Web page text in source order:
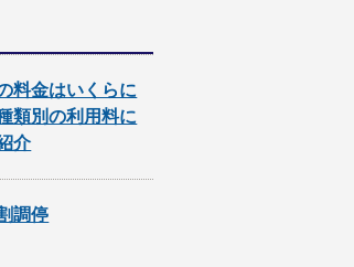
料金はいくらに
類別の利用料に
介
調停